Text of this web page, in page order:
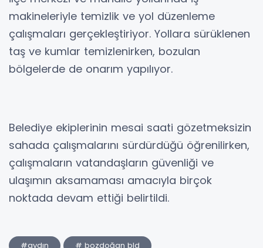
makineleriyle temizlik ve yol düzenleme
çalışmaları gerçekleştiriyor. Yollara sürüklenen
taş ve kumlar temizlenirken, bozulan
bölgelerde de onarım yapılıyor.
Belediye ekiplerinin mesai saati gözetmeksizin
sahada çalışmalarını sürdürdüğü öğrenilirken,
çalışmaların vatandaşların güvenliği ve
ulaşımın aksamaması amacıyla birçok
noktada devam ettiği belirtildi.
#aydın
# bozdoğan bld